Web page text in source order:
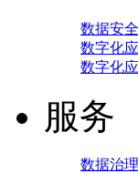
数据安
数字化
数字化
服务
数据治